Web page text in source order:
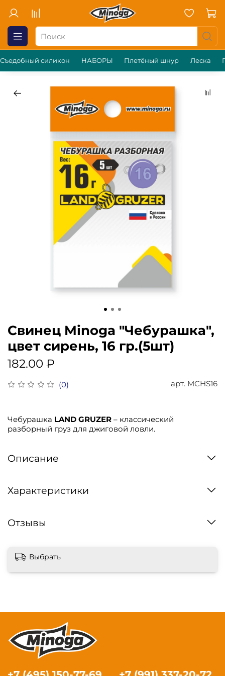
Съедобный силикон НАБОРЫ Плетёный шнур Леска
(0) арт. MCHS16
Свинец Minoga "Чебурашка",
цвет сирень, 16 гр.(5шт)
182.00 ₽
Чебурашка LAND GRUZER – классический
разборный груз для джиговой ловли.
Описание
Характеристики
Отзывы
Выбрать